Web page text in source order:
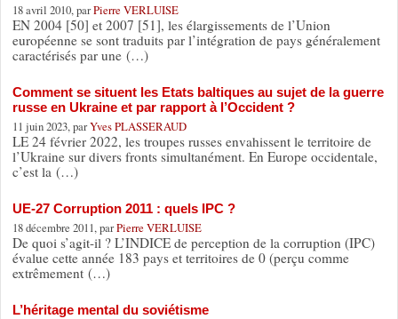
18 avril 2010, parPierre VERLUISE
EN 2004 [50] et 2007 [51], les élargissements de l’Union
européenne se sont traduits par l’intégration de pays généralement
caractérisés par une (…)
Comment se situent les Etats baltiques au sujet de la guerre
russe en Ukraine et par rapport à l’Occident ?
11 juin 2023, parYves PLASSERAUD
LE 24 février 2022, les troupes russes envahissent le territoire de
l’Ukraine sur divers fronts simultanément. En Europe occidentale,
c’est la (…)
UE-27 Corruption 2011 : quels IPC ?
18 décembre 2011, parPierre VERLUISE
De quoi s’agit-il ? L’INDICE de perception de la corruption (IPC)
évalue cette année 183 pays et territoires de 0 (perçu comme
extrêmement (…)
L’héritage mental du soviétisme